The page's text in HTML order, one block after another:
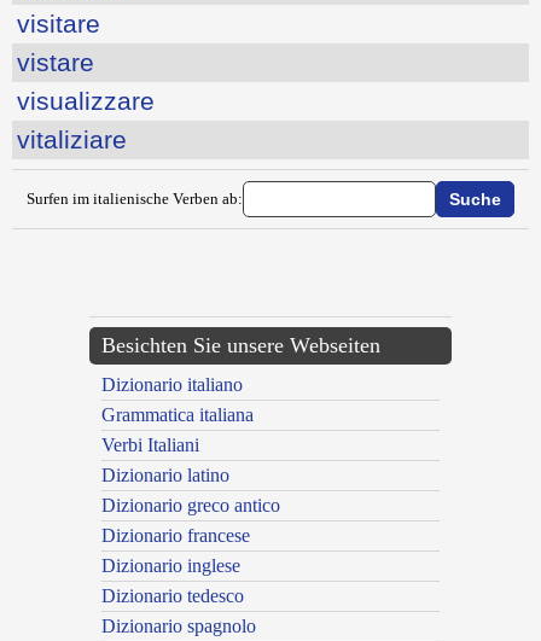
visitare
vistare
visualizzare
vitaliziare
Surfen im italienische Verben ab:
Besichten Sie unsere Webseiten
Dizionario italiano
Grammatica italiana
Verbi Italiani
Dizionario latino
Dizionario greco antico
Dizionario francese
Dizionario inglese
Dizionario tedesco
Dizionario spagnolo